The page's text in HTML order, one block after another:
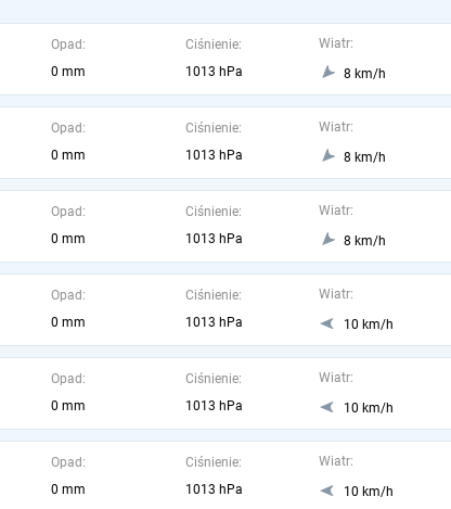
Opad:
0 mm
Ciśnienie:
1013 hPa
Wiatr:
8 km/h
Opad:
0 mm
Ciśnienie:
1013 hPa
Wiatr:
8 km/h
Opad:
0 mm
Ciśnienie:
1013 hPa
Wiatr:
8 km/h
Opad:
0 mm
Ciśnienie:
1013 hPa
Wiatr:
10 km/h
Opad:
0 mm
Ciśnienie:
1013 hPa
Wiatr:
10 km/h
Opad:
0 mm
Ciśnienie:
1013 hPa
Wiatr:
10 km/h